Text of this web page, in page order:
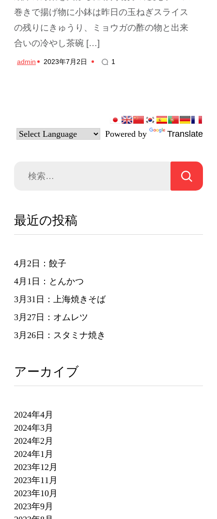
巻きで揚げ物に小鉢は昨日の玉ねぎスライス
の残りにきゅうり、ミョウガの酢の物と出来
合いの冷やし茶碗 […]
admin 2023年7月2日 1
Powered by Translate
最近の投稿
4月2日：餃子
4月1日：とんかつ
3月31日：上海焼きそば
3月27日：オムレツ
3月26日：スタミナ焼き
アーカイブ
2024年4月
2024年3月
2024年2月
2024年1月
2023年12月
2023年11月
2023年10月
2023年9月